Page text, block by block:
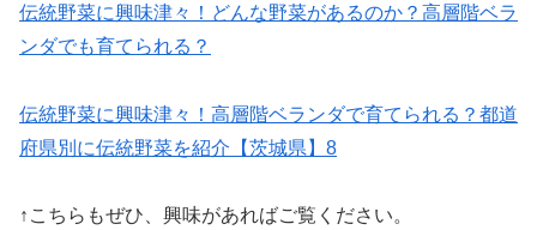
伝統野菜に興味津々！どんな野菜があるのか？高層階ベラ
ンダでも育てられる？
伝統野菜に興味津々！高層階ベランダで育てられる？都道
府県別に伝統野菜を紹介【茨城県】8
↑こちらもぜひ、興味があればご覧ください。